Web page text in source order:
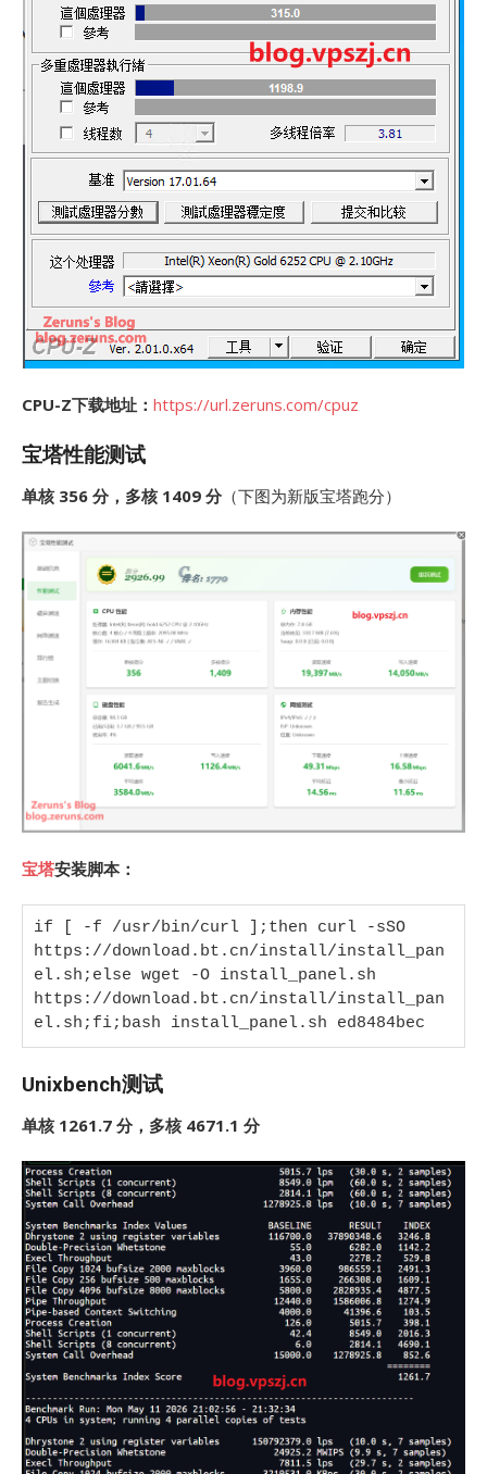
CPU-Z下载地址： https://url.zeruns.com/cpuz
宝塔性能测试
单核 356 分，多核 1409 分（下图为新版宝塔跑分）
宝塔安装脚本：
if [ -f /usr/bin/curl ];then curl -sSO
https://download.bt.cn/install/install_pan
el.sh;else wget -O install_panel.sh
https://download.bt.cn/install/install_pan
el.sh;fi;bash install_panel.sh ed8484bec
Unixbench测试
单核 1261.7 分，多核 4671.1 分